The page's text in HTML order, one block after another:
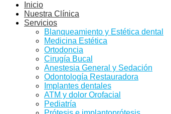
Inicio
Nuestra Clínica
Servicios
Blanqueamiento y Estética dental
Medicina Estética
Ortodoncia
Cirugía Bucal
Anestesia General y Sedación
Odontología Restauradora
Implantes dentales
ATM y dolor Orofacial
Pediatría